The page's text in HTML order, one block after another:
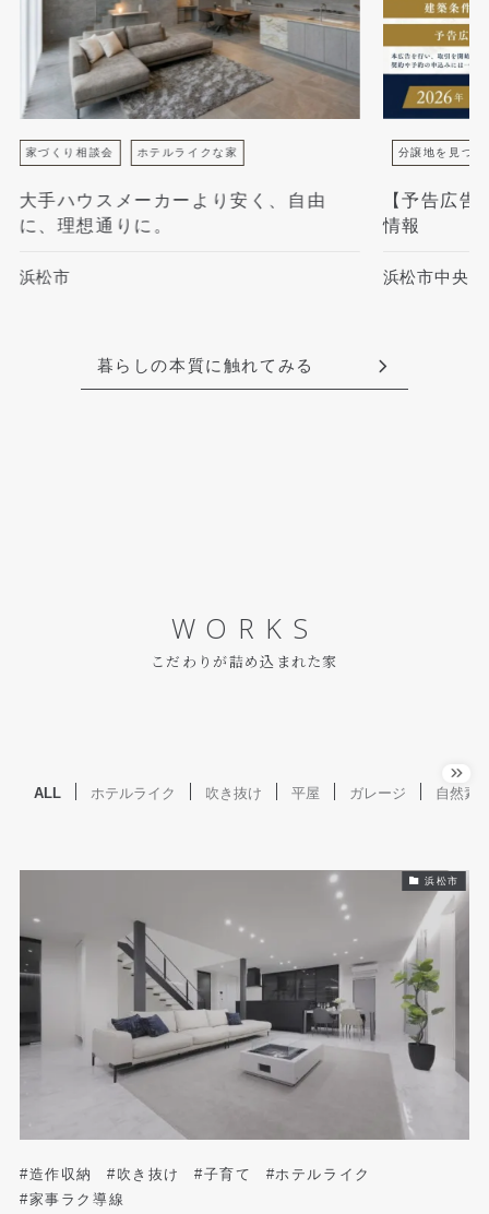
家づくり相談会 ホテルライクな家
大手ハウスメーカーより安く、自由
に、理想通りに。
浜松市
分譲地を見つけ
【予告広
情報
浜松市中央
暮らしの本質に触れてみる
WORKS
こだわりが詰め込まれた家
ALL ホテルライク 吹き抜け 平屋 ガレージ 自然素
浜松市
#造作収納 #吹き抜け #子育て
#ホテルライク
#家事ラク導線